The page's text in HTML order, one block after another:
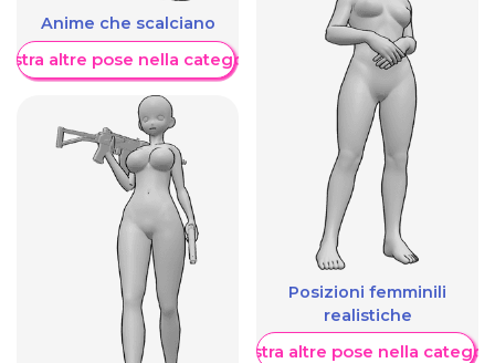
Anime che scalciano
altre pose nella categoria
Posizioni femminili
realistiche
Mostra altre pose nella